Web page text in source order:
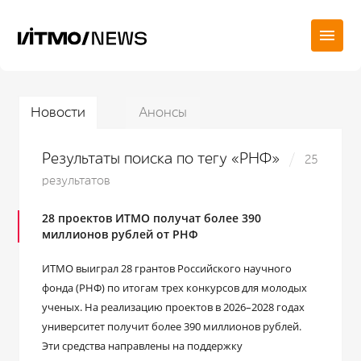
Новости Анонсы
Результаты поиска по тегу «РНФ»
25
результатов
28 проектов ИТМО получат более 390
миллионов рублей от РНФ
ИТМО выиграл 28 грантов Российского научного
фонда (РНФ) по итогам трех конкурсов для молодых
ученых. На реализацию проектов в 2026–2028 годах
университет получит более 390 миллионов рублей.
Эти средства направлены на поддержку